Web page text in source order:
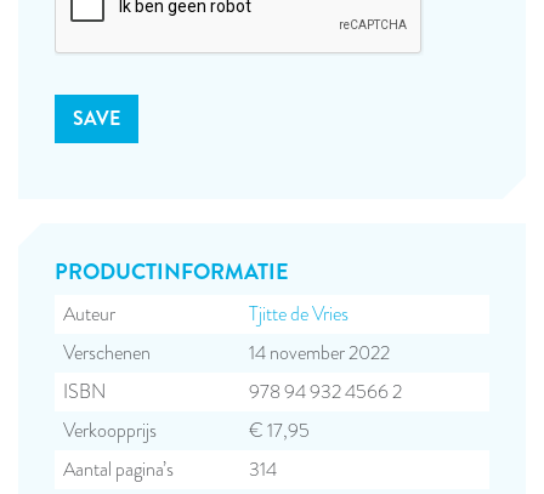
PRODUCT­INFORMATIE
Auteur
Tjitte de Vries
Verschenen
14 november 2022
ISBN
978 94 932 4566 2
Verkoopprijs
€ 17,95
Aantal pagina’s
314